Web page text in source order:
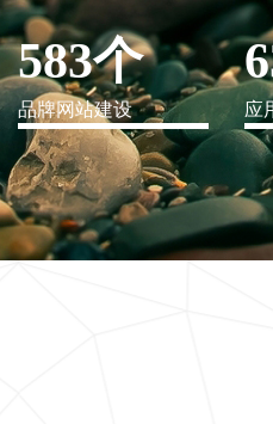
IT行业解决
信息爆炸时代，信息传递是否
快
583个
品牌网站建设 应